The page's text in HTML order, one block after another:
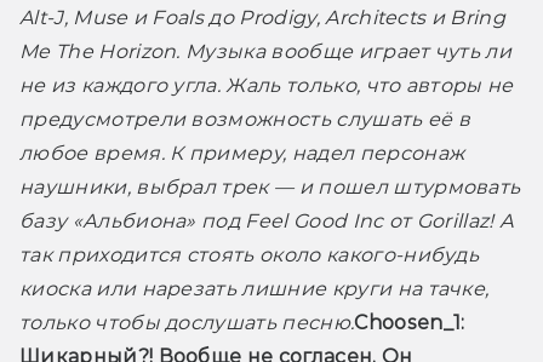
Alt-J, Muse и Foals до Prodigy, Architects и Bring
Me The Horizon. Музыка вообще играет чуть ли
не из каждого угла. Жаль только, что авторы не
предусмотрели возможность слушать её в
любое время. К примеру, надел персонаж
наушники, выбрал трек — и пошел штурмовать
базу «Альбиона» под Feel Good Inc от Gorillaz! А
так приходится стоять около какого-нибудь
киоска или нарезать лишние круги на тачке,
только чтобы дослушать песню.Choosen_1:
Шикарный?! Вообще не согласен. Он